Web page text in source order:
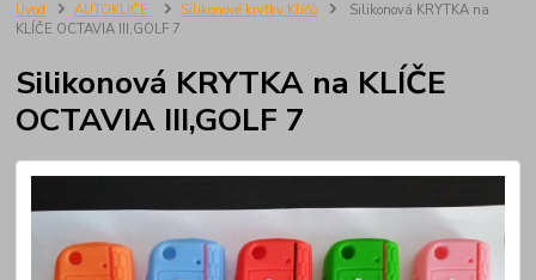
Úvod AUTOKLÍČE Silikonové krytky Klíčů
Silikonová KRYTKA na
KLÍČE OCTAVIA III,GOLF 7
Silikonová KRYTKA na KLÍČE
OCTAVIA III,GOLF 7